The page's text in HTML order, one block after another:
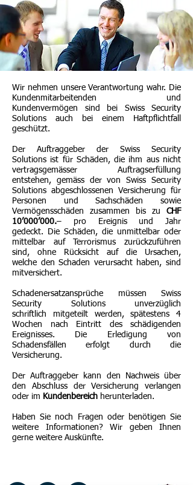
Wir nehmen unsere Verantwortung wahr. Die
Kundenmitarbeitenden und
Kundenvermögen sind bei Swiss Security
Solutions auch bei einem Haftpflichtfall
geschützt.
Der Auftraggeber der Swiss Security
Solutions ist für Schäden, die ihm aus nicht
vertragsgemässer Auftragserfüllung
entstehen, gemäss der von Swiss Security
Solutions abgeschlossenen Versicherung für
Personen und Sachschäden sowie
Vermögensschäden zusammen bis zu CHF
10’000’000.– pro Ereignis und Jahr
gedeckt. Die Schäden, die unmittelbar oder
mittelbar auf Terrorismus zurückzuführen
sind, ohne Rücksicht auf die Ursachen,
welche den Schaden verursacht haben, sind
mitversichert.
Schadenersatzansprüche müssen Swiss
Security Solutions unverzüglich
schriftlich mitgeteilt werden, spätestens 4
Wochen nach Eintritt des schädigenden
Ereignisses. Die Erledigung von
Schadensfällen erfolgt durch die
Versicherung.
Der Auftraggeber kann den Nachweis über
den Abschluss der Versicherung verlangen
oder im Kundenbereich herunterladen.
Haben Sie noch Fragen oder benötigen Sie
weitere Informationen? Wir geben Ihnen
gerne weitere Auskünfte.